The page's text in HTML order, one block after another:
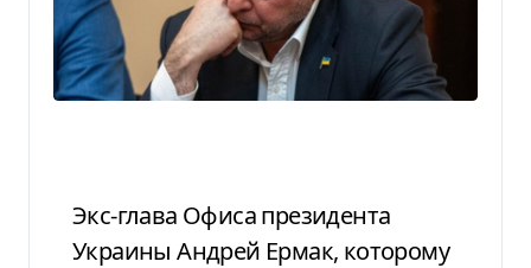
Экс-глава Офиса президента
Украины Андрей Ермак, которому